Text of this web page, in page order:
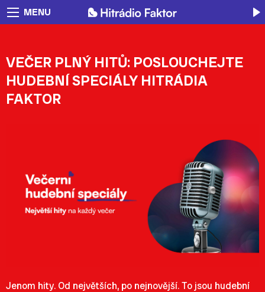
MENU
VEČER PLNÝ HITŮ: POSLOUCHEJTE
HUDEBNÍ SPECIÁLY HITRÁDIA
FAKTOR
Jenom hity. Od největších, po nejnovější. To jsou hudební